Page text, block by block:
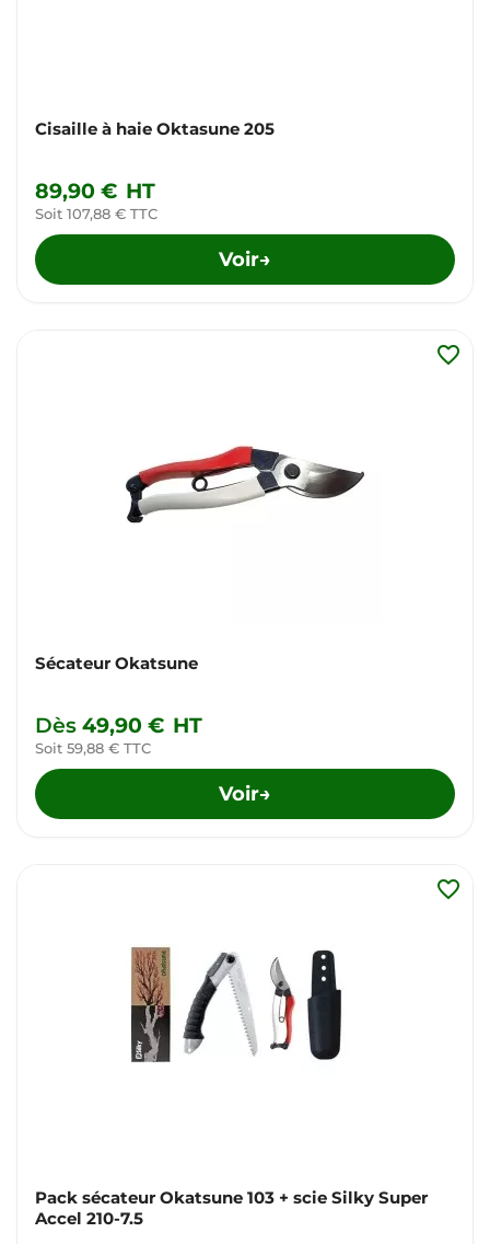
Cisaille à haie Oktasune 205
89,90 € HT
Soit 107,88 € TTC
Voir→
Sécateur Okatsune
Dès 49,90 € HT
Soit 59,88 € TTC
Voir→
favorite_border
Pack sécateur Okatsune 103 + scie Silky Super
Accel 210-7.5
favorite_border